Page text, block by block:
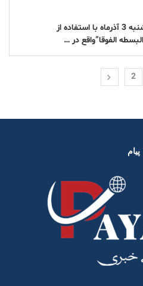
جنگنده‌های اسرائیلی صبح روز شنبه 3 آذرماه با استفاده از
الفوقا”واقع در …
2
پیام